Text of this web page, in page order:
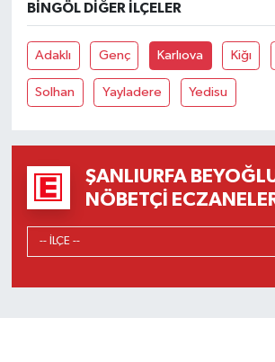
BINGÖL DIĞER İLÇELER
Adaklı Genç Karlıova Kiğı
Solhan Yayladere Yedisu
ŞANLIURFA
NÖBETÇI